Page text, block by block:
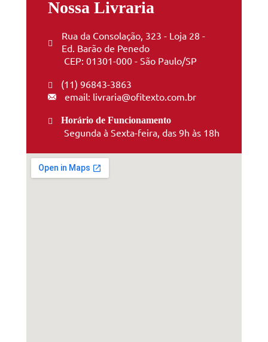
Nossa Livraria
Rua da Consolação, 323 - Loja 28 -
Ed. Barão de Penedo
CEP: 01301-000 - São Paulo/SP
(11) 96843-3863
email: livraria@ofitexto.com.br
Horário de Funcionamento
Segunda à Sexta-feira, das 9h às 18h